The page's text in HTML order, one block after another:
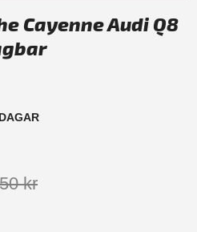
Cayenne Audi Q8
kr